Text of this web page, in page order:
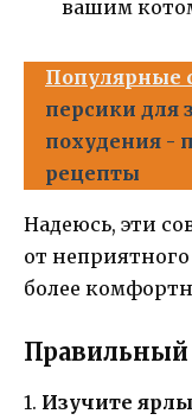
вашим
Популярные
персики для
похудения -
рецепты
Надеюсь, эти
от
более
1. Изучите